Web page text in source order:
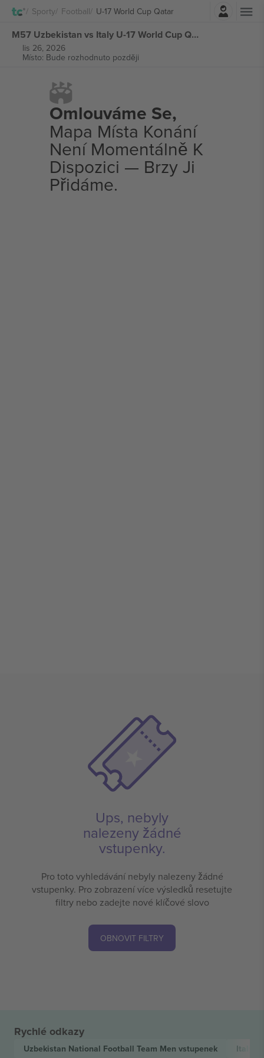
Sporty Football U-17 World Cup Qatar
Přihlásit se
M57 Uzbekistan vs Italy U-17 World Cup Qatar vstupenek
lis 26, 2026
Místo: Bude rozhodnuto později
Omlouváme Se,
Mapa Místa Konání
Není Momentálně K
Dispozici — Brzy Ji
Přidáme.
Ups, nebyly
nalezeny žádné
vstupenky.
Pro toto vyhledávání nebyly nalezeny žádné
vstupenky. Pro zobrazení více výsledků resetujte
filtry nebo zadejte nové klíčové slovo
OBNOVIT FILTRY
Rychlé odkazy
Uzbekistan National Football Team Men vstupenek Italy